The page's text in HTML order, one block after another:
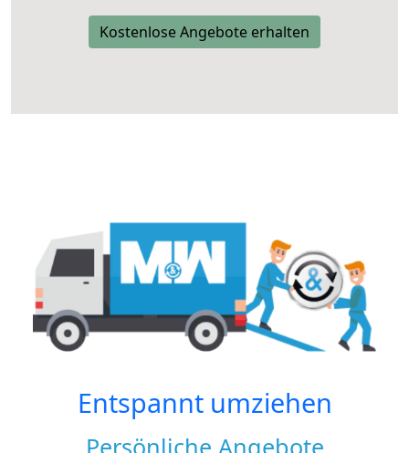
Kostenlose Angebote erhalten
Entspannt umziehen